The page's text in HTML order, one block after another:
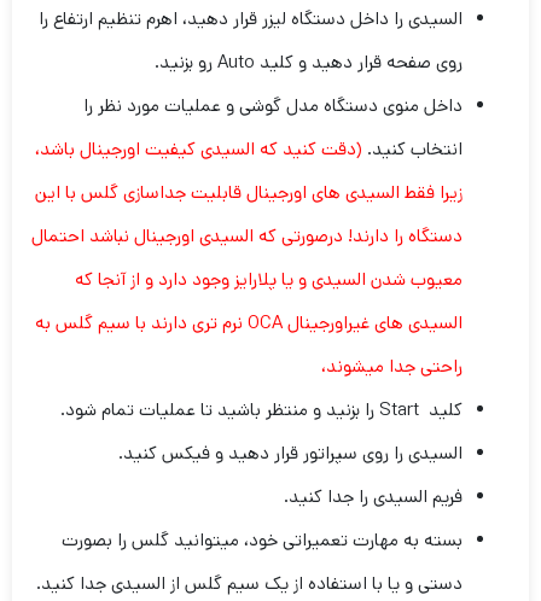
السیدی را داخل دستگاه لیزر قرار دهید، اهرم تنظیم ارتفاع را
روی صفحه قرار دهید و کلید Auto رو بزنید.
داخل منوی دستگاه مدل گوشی و عملیات مورد نظر را
انتخاب کنید. (دقت کنید که السیدی کیفیت اورجینال باشد،
زیرا فقط السیدی های اورجینال قابلیت جداسازی گلس با این
دستگاه را دارند! درصورتی که السیدی اورجینال نباشد احتمال
معیوب شدن السیدی و یا پلارایز وجود دارد و از آنجا که
السیدی های غیراورجینال OCA نرم تری دارند با سیم گلس به
راحتی جدا میشوند،
کلید Start را بزنید و منتظر باشید تا عملیات تمام شود.
السیدی را روی سپراتور قرار دهید و فیکس کنید.
فریم السیدی را جدا کنید.
بسته به مهارت تعمیراتی خود، میتوانید گلس را بصورت
دستی و یا با استفاده از یک سیم گلس از السیدی جدا کنید.